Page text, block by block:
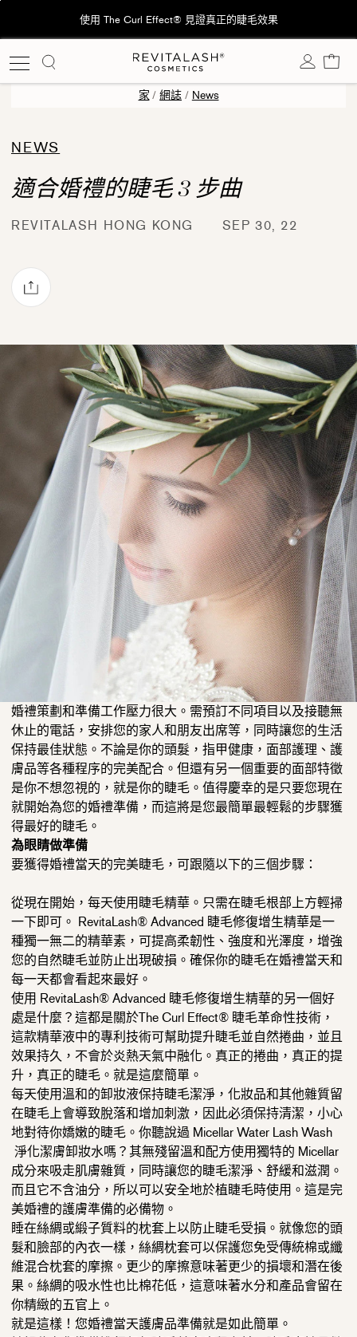
容
使用 The Curl Effect® 見證真正的睫毛效果
購
家 / 網誌 / News
NEWS
適合婚禮的睫毛 3 步曲
REVITALASH HONG KONG SEP 30, 22
上發佈 Pin 貼文
上發佈 Twitter 貼文
透過電子郵件分享
婚禮策劃和準備工作壓力很大。 需預訂不同項目以及接聽無
休止的電話，安排您的家人和朋友出席等， 同時讓您的生活
保持最佳狀態。不論是你的頭髮，指甲健康， 面部護理、護
膚品等各種程序的完美配合。 但還有另一個重要的面部特徵
是你不想忽視的，就是你的睫毛。 值得慶幸的是只要您現在
就開始為您的婚禮準備， 而這將是您最簡單最輕鬆的步驟獲
得最好的睫毛。
為眼睛做準備
要獲得婚禮當天的完美睫毛，可跟隨以下的三個步驟：
從現在開始，每天使用睫毛精華。 只需在睫毛根部上方輕掃
一下即可。 RevitaLash® Advanced 睫毛修復增生精華是一
種獨一無二的精華素，可提高柔韌性、 強度和光澤度，增強
您的自然睫毛並防止出現破損。 確保你的睫毛在婚禮當天和
每一天都會看起來最好。
使用 RevitaLash® Advanced 睫毛修復增生精華的另一個好
處是什麼？這都是關於The Curl Effect® 睫毛革命性技術，
這款精華液中的專利技術可幫助提升睫毛並自然捲曲， 並且
效果持久，不會於炎熱天氣中融化。真正的捲曲，真正的提
升， 真正的睫毛。就是這麼簡單。
每天使用溫和的卸妝液保持睫毛潔淨， 化妝品和其他雜質留
在睫毛上會導致脫落和增加刺激， 因此必須保持清潔，小心
地對待你嬌嫩的睫毛。你聽說過 Micellar Water Lash Wash
淨化潔膚卸妝水嗎？其無殘留溫和配方使用獨特的 Micellar
成分來吸走肌膚雜質，同時讓您的睫毛潔淨、舒緩和滋潤。
而且它不含油分，所以可以安全地於植睫毛時使用。 這是完
美婚禮的護膚準備的必備物。
睡在絲綢或緞子質料的枕套上以防止睫毛受損。 就像您的頭
髮和臉部的內衣一樣， 絲綢枕套可以保護您免受傳統棉或纖
維混合枕套的摩擦。 更少的摩擦意味著更少的損壞和潛在後
果。 絲綢的吸水性也比棉花低， 這意味著水分和產品會留在
你精緻的五官上。
就是這樣！您婚禮當天護膚品準備就是如此簡單。